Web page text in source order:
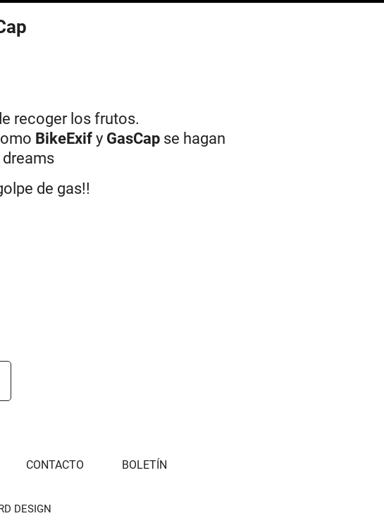
recoger los frutos.
BikeExif y GasCap se hagan
de gas!!
CONTACTO BOLETÍN
DESIGN